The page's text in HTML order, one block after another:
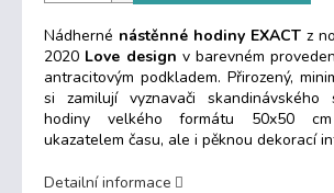
Nádherné nástěnné hodiny EXACT z
2020 Love design v barevném
antracitovým podkladem. Přirozený,
si zamilují vyznavači skandinávského
hodiny velkého formátu 50x50
ukazatelem času, ale i pěknou dekorací
Detailní informace